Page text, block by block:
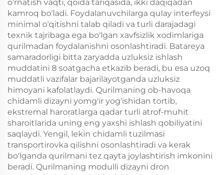
o'rnatish vaqti, qoida tariqasida, ikki daqiqadan
kamroq bo'ladi. Foydalanuvchilarga qulay interfeysi
minimal o'qitishni talab qiladi va turli darajadagi
texnik tajribaga ega bo'lgan xavfsizlik xodimlariga
qurilmadan foydalanishni osonlashtiradi. Batareya
samaradorligi bitta zaryadda uzluksiz ishlash
muddatini 8 soatgacha etkazib beradi, bu esa uzoq
muddatli vazifalar bajarilayotganda uzluksiz
himoyani kafolatlaydi. Qurilmaning ob-havoqa
chidamli dizayni yomg'ir yog'ishidan tortib,
ekstremal haroratlarga qadar turli atrof-muhit
sharoitlarida uning eng yaxshi ishlash qobiliyatini
saqlaydi. Yengil, lekin chidamli tuzilmasi
transportirovka qilishni osonlashtiradi va kerak
bo'lganda qurilmani tez qayta joylashtirish imkonini
beradi. Qurilmaning modulli dizayni dron